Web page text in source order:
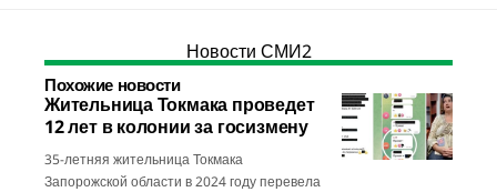
Новости СМИ2
Похожие новости
Жительница Токмака проведет
12 лет в колонии за госизмену
35-летняя жительница Токмака
Запорожской области в 2024 году перевела